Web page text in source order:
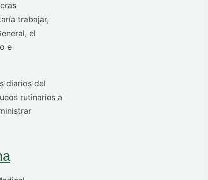
trabajar,
el
e
diarios del
rutinarios a